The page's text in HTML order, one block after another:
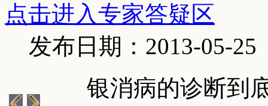
点击进入专家答疑区
发布日期：2013-05-25
银消病的诊断到底